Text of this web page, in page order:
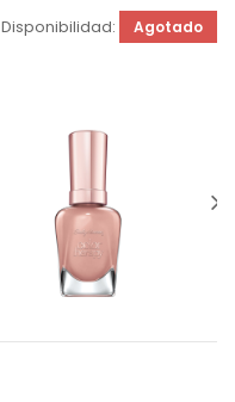
Disponibilidad: Agotado